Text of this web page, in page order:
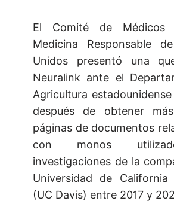
El Comité de Médicos
Medicina Responsable
Unidos presentó una
Neuralink ante el
Agricultura
después de obtener
páginas de documentos
con monos
investigaciones de la
Universidad de
(UC Davis) entre 2017 y